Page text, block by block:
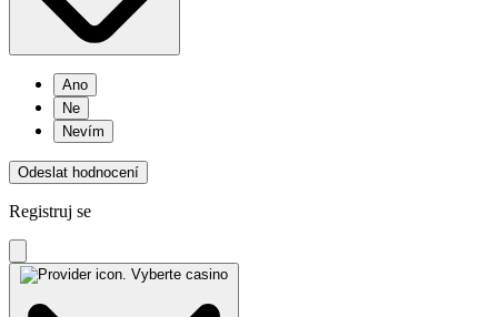
Ano
Ne
Nevím
Odeslat hodnocení
Registruj se
Vyberte casino